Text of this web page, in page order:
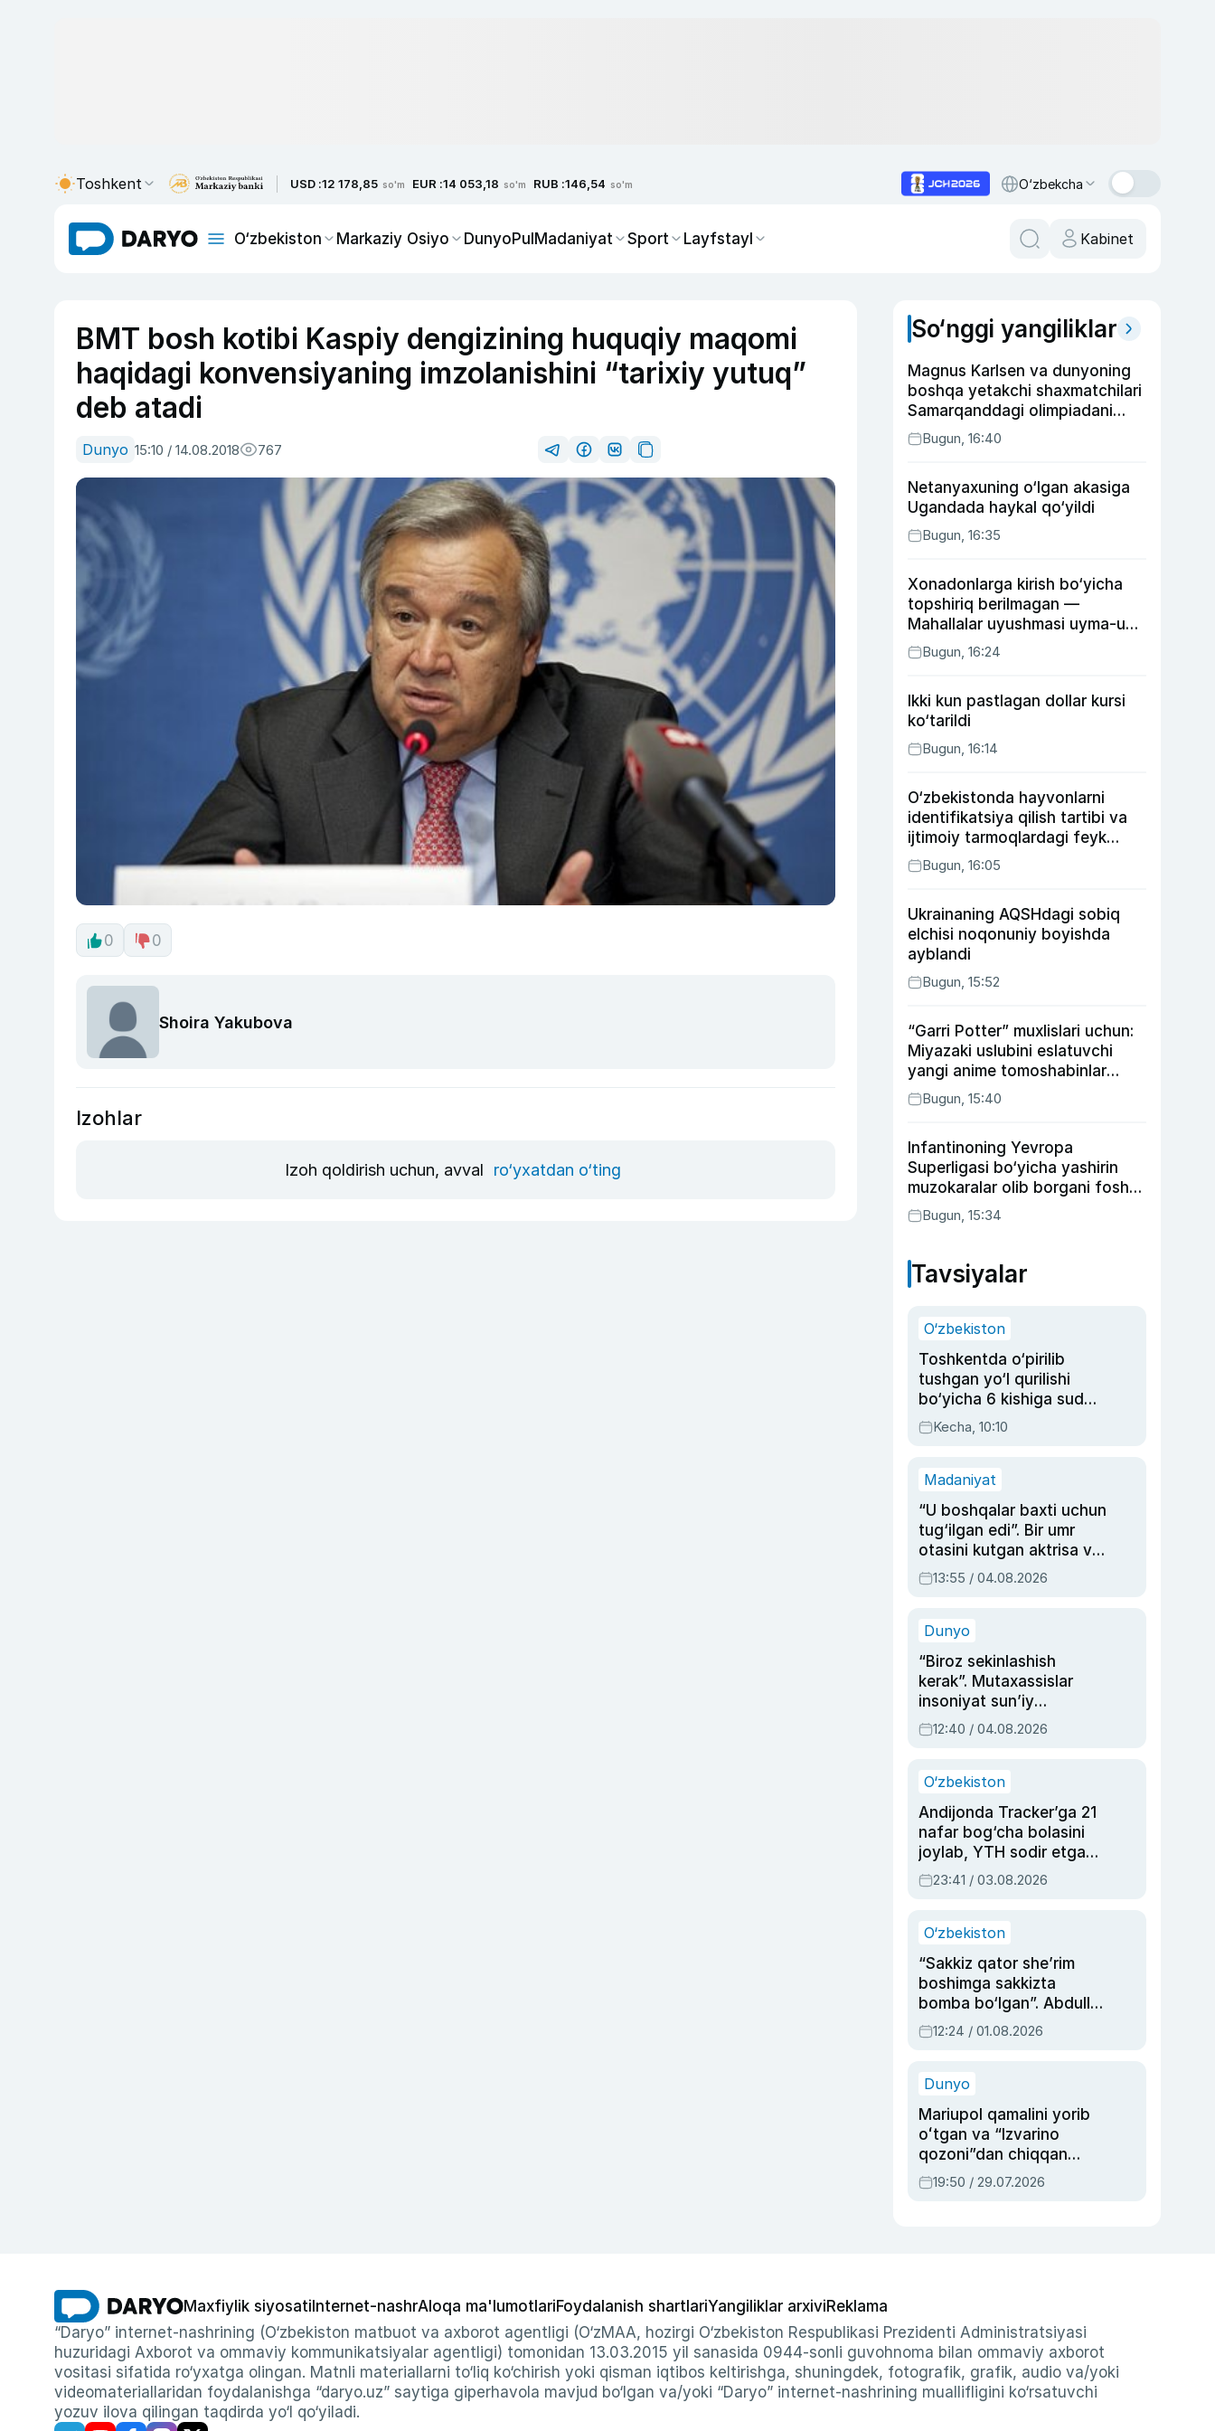
Toshkent USD :12 178,85 so'm EUR :14 053,18 so'm RUB :146,54 so'm O‘zbekcha
O‘zbekiston Markaziy Osiyo DunyoPulMadaniyat Sport Layfstayl Kabinet
BMT bosh kotibi Kaspiy dengizining huquqiy maqomi
haqidagi konvensiyaning imzolanishini “tarixiy yutuq”
deb atadi
Dunyo 15:10 / 14.08.2018 767
0 0
Shoira Yakubova
Izohlar
Izoh qoldirish uchun, avval ro‘yxatdan o‘ting
So‘nggi yangiliklar
Magnus Karlsen va dunyoning
boshqa yetakchi shaxmatchilari
Samarqanddagi olimpiadani
o‘tkazib yuboradi
Bugun, 16:40
Netanyaxuning o‘lgan akasiga
Ugandada haykal qo‘yildi
Bugun, 16:35
Xonadonlarga kirish bo‘yicha
topshiriq berilmagan —
Mahallalar uyushmasi uyma-uy
yurgan mas’ullar haqida
Bugun, 16:24
Ikki kun pastlagan dollar kursi
ko‘tarildi
Bugun, 16:14
O‘zbekistonda hayvonlarni
identifikatsiya qilish tartibi va
ijtimoiy tarmoqlardagi feyk
xabarlarga izoh berildi
Bugun, 16:05
Ukrainaning AQSHdagi sobiq
elchisi noqonuniy boyishda
ayblandi
Bugun, 15:52
“Garri Potter” muxlislari uchun:
Miyazaki uslubini eslatuvchi
yangi anime tomoshabinlar
e’tiborini qozonmoqda
Bugun, 15:40
Infantinoning Yevropa
Superligasi bo‘yicha yashirin
muzokaralar olib borgani fosh
bo‘ldiBugun, 15:34
Tavsiyalar
O‘zbekiston
Toshkentda o‘pirilib
tushgan yo‘l qurilishi
bo‘yicha 6 kishiga sud
hukmi o‘qildi
Kecha, 10:10
Madaniyat
“U boshqalar baxti uchun
tug‘ilgan edi”. Bir umr
otasini kutgan aktrisa va
dublyaj ustasi Rimma
Ahmedovaning
13:55 / 04.08.2026
Dunyo
“Biroz sekinlashish
kerak”. Mutaxassislar
insoniyat sun’iy
intellektni boshqara
olmay qolishidan xavotir
12:40 / 04.08.2026
O‘zbekiston
Andijonda Tracker’ga 21
nafar bog‘cha bolasini
joylab, YTH sodir etgan
ayolga sud hukmi o‘qildi
23:41 / 03.08.2026
O‘zbekiston
“Sakkiz qator she’rim
boshimga sakkizta
bomba bo‘lgan”. Abdulla
Oripovni siyosiy
ayblovlardan asrab
12:24 / 01.08.2026
Dunyo
Mariupol qamalini yorib
oʻtgan va “Izvarino
qozoni”dan chiqqan
qahramon — Ukraina
armiyasi bosh
19:50 / 29.07.2026
Maxfiylik siyosati Internet-nashrAloqa ma'lumotlariFoydalanish shartlariYangiliklar arxiviReklama
“Daryo” internet-nashrining (O‘zbekiston matbuot va axborot agentligi (O‘zMAA, hozirgi O‘zbekiston Respublikasi Prezidenti Administratsiyasi
huzuridagi Axborot va ommaviy kommunikatsiyalar agentligi) tomonidan 13.03.2015 yil sanasida 0944-sonli guvohnoma bilan ommaviy axborot
vositasi sifatida ro‘yxatga olingan. Matnli materiallarni to‘liq ko‘chirish yoki qisman iqtibos keltirishga, shuningdek, fotografik, grafik, audio va/yoki
videomateriallaridan foydalanishga “daryo.uz” saytiga giperhavola mavjud bo‘lgan va/yoki “Daryo” internet-nashrining muallifligini ko‘rsatuvchi
yozuv ilova qilingan taqdirda yo‘l qo‘yiladi.